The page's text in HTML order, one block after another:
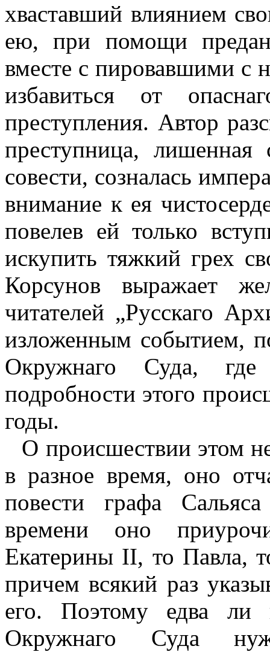
хваставший влиянием
ею, при помощи
вместе с пировавшими с
избавиться от
преступления. Автор
преступница, лишенная
совести, созналась
внимание к ея
повелев ей только
искупить тяжкий грех
Корсунов выражает
читателей „Русскаго
изложенным событием,
Окружнаго Суда,
подробности этого
годы.
О происшествии этом
в разное время, оно
повести графа
времени оно
Екатерины II, то Павла,
причем всякий раз
его. Поэтому едва ли
Окружнаго Суда